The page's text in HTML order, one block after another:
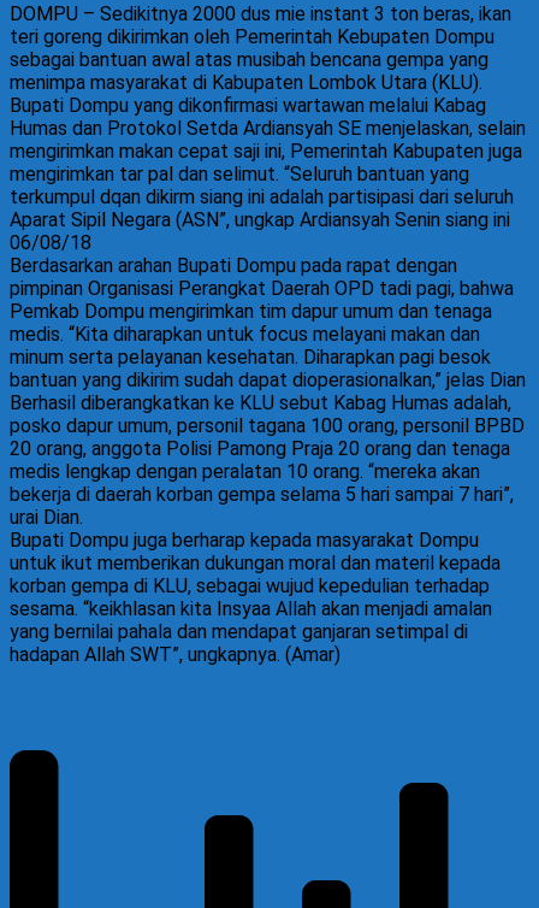
DOMPU – Sedikitnya 2000 dus mie instant 3 ton beras, ikan
teri goreng dikirimkan oleh Pemerintah Kebupaten Dompu
sebagai bantuan awal atas musibah bencana gempa yang
menimpa masyarakat di Kabupaten Lombok Utara (KLU).
Bupati Dompu yang dikonfirmasi wartawan melalui Kabag
Humas dan Protokol Setda Ardiansyah SE menjelaskan, selain
mengirimkan makan cepat saji ini, Pemerintah Kabupaten juga
mengirimkan tar pal dan selimut. “Seluruh bantuan yang
terkumpul dqan dikirm siang ini adalah partisipasi dari seluruh
Aparat Sipil Negara (ASN”, ungkap Ardiansyah Senin siang ini
06/08/18
Berdasarkan arahan Bupati Dompu pada rapat dengan
pimpinan Organisasi Perangkat Daerah OPD tadi pagi, bahwa
Pemkab Dompu mengirimkan tim dapur umum dan tenaga
medis. “Kita diharapkan untuk focus melayani makan dan
minum serta pelayanan kesehatan. Diharapkan pagi besok
bantuan yang dikirim sudah dapat dioperasionalkan,” jelas Dian
Berhasil diberangkatkan ke KLU sebut Kabag Humas adalah,
posko dapur umum, personil tagana 100 orang, personil BPBD
20 orang, anggota Polisi Pamong Praja 20 orang dan tenaga
medis lengkap dengan peralatan 10 orang. “mereka akan
bekerja di daerah korban gempa selama 5 hari sampai 7 hari”,
urai Dian.
Bupati Dompu juga berharap kepada masyarakat Dompu
untuk ikut memberikan dukungan moral dan materil kepada
korban gempa di KLU, sebagai wujud kepedulian terhadap
sesama. “keikhlasan kita Insyaa Allah akan menjadi amalan
yang bernilai pahala dan mendapat ganjaran setimpal di
hadapan Allah SWT”, ungkapnya. (Amar)